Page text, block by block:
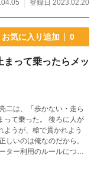
登録日 2023.02.20
お気に入り追加 0
まって乗ったらメッ
二は、「歩かない・走ら
って乗った。 後ろに人が
うが、槍で貫かれよう
いのは俺なのだから。
ター利用のルールにつき